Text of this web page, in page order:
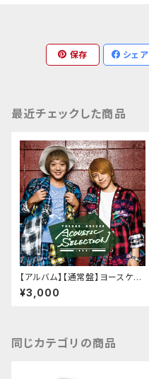
保存 シェア
最近チェックした商品
【アルバム】【通常盤】ヨースケコ
ースケ「YOSUKE KOSUKE A
COUSTIC SELECTION」
¥3,000
同じカテゴリの商品